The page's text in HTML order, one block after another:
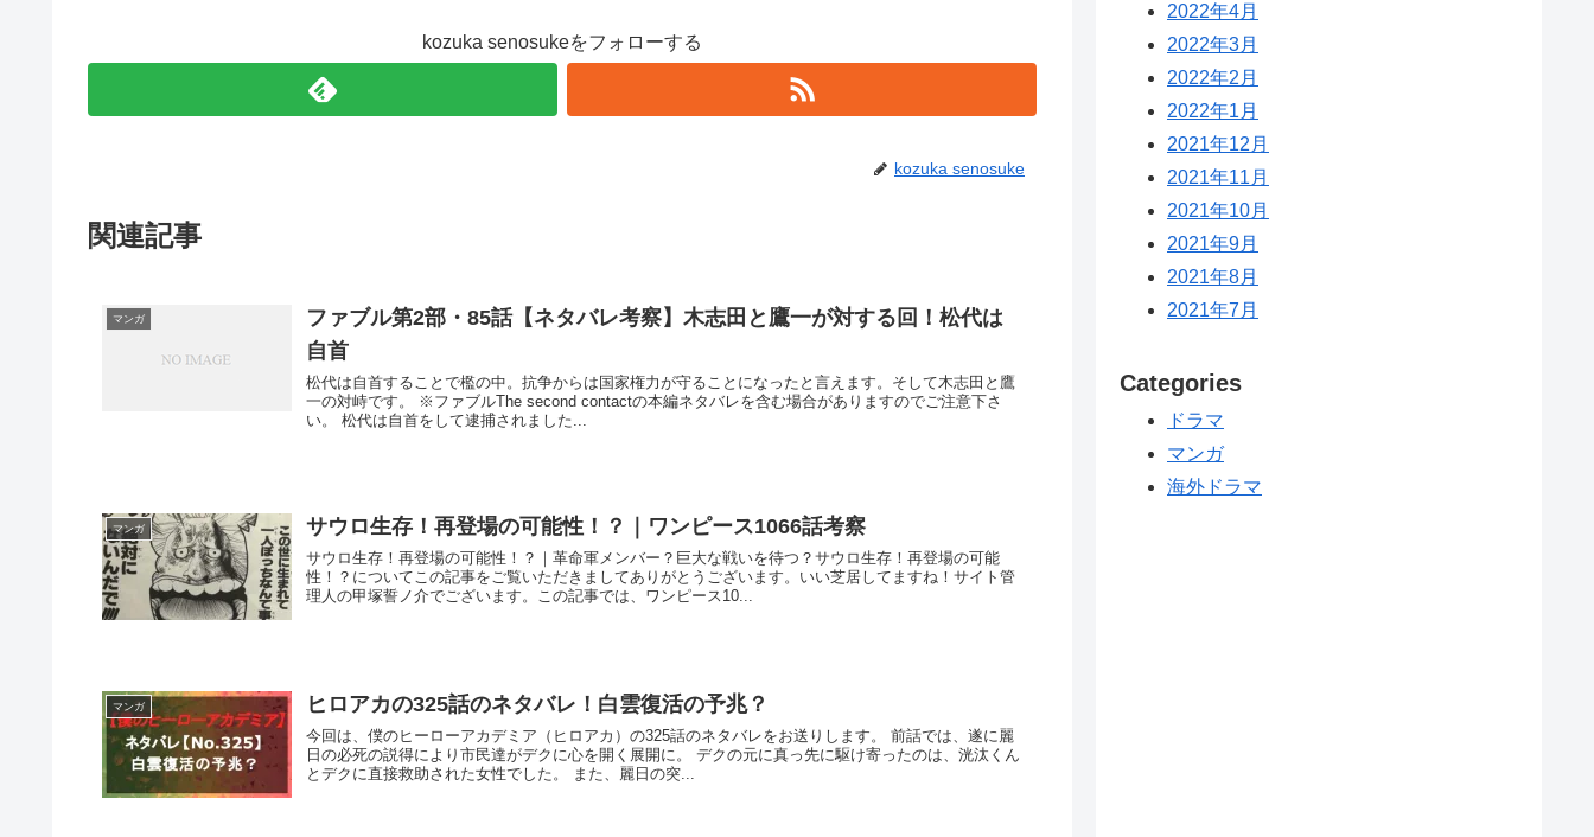
kozuka senosukeをフォローする
kozuka senosuke
関連記事
マンガ
ファブル第2部・85話【ネタバレ考察】木志田と鷹一が対する回！松代は
自首
松代は自首することで檻の中。抗争からは国家権力が守ることになったと言えます。そして木志田と鷹
一の対峙です。 ※ファブルThe second contactの本編ネタバレを含む場合がありますのでご注意下さ
い。 松代は自首をして逮捕されました...
マンガ サウロ生存！再登場の可能性！？｜ワンピース1066話考察
サウロ生存！再登場の可能性！？｜革命軍メンバー？巨大な戦いを待つ？サウロ生存！再登場の可能
性！？についてこの記事をご覧いただきましてありがとうございます。いい芝居してますね！サイト管
理人の甲塚誓ノ介でございます。この記事では、ワンピース10...
マンガ ヒロアカの325話のネタバレ！白雲復活の予兆？
今回は、僕のヒーローアカデミア（ヒロアカ）の325話のネタバレをお送りします。 前話では、遂に麗
日の必死の説得により市民達がデクに心を開く展開に。 デクの元に真っ先に駆け寄ったのは、洸汰くん
とデクに直接救助された女性でした。 また、麗日の突...
2022年4月
2022年3月
2022年2月
2022年1月
2021年12月
2021年11月
2021年10月
2021年9月
2021年8月
2021年7月
Categories
ドラマ
マンガ
海外ドラマ